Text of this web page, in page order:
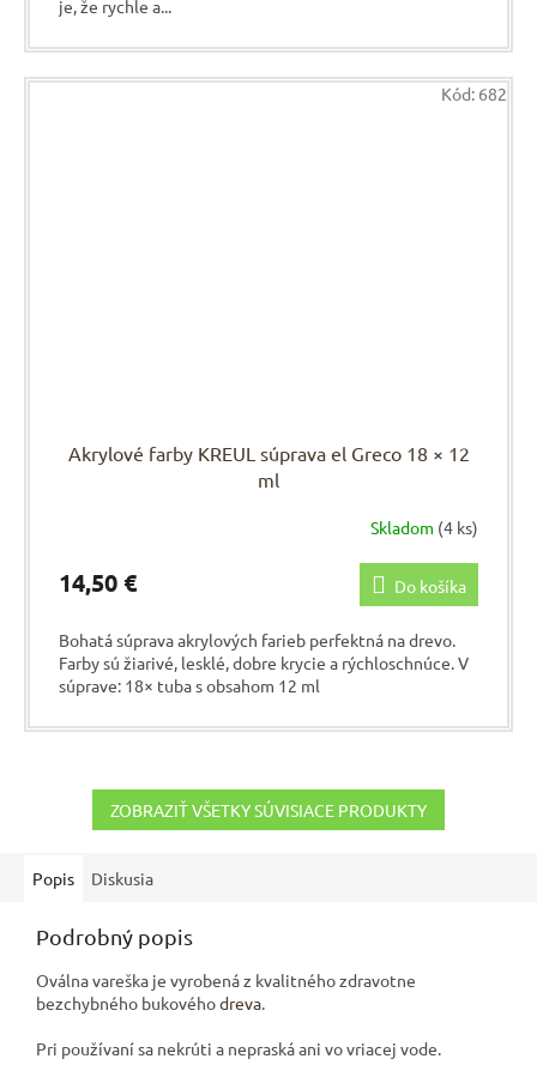
je, že rychle a...
Akrylové farby KREUL súprava el Greco 18 × 12
ml
Skladom (4 ks)
14,50 € Do košíka
Bohatá súprava akrylových farieb perfektná na drevo.
Farby sú žiarivé, lesklé, dobre krycie a rýchloschnúce. V
súprave: 18× tuba s obsahom 12 ml
Kód: 682
ZOBRAZIŤ VŠETKY SÚVISIACE PRODUKTY
Popis Diskusia
Podrobný popis
Oválna vareška je vyrobená z kvalitného zdravotne
bezchybného bukovéhodreva
Pri používaní sa nekrúti a nepraská ani vo vriacej vode.